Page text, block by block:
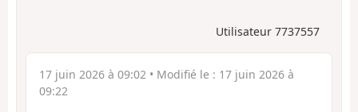
Utilisateur 7737557
17 juin 2026 à 09:02 • Modifié le : 17 juin 2026 à
09:22